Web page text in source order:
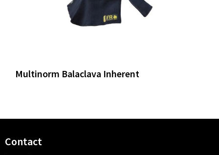
Multinorm Balaclava Inherent
Contact